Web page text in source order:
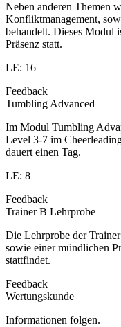
Neben anderen Themen
Konfliktmanagement,
behandelt. Dieses Modul
Präsenz statt.
LE: 16
Feedback
Tumbling Advanced
Im Modul Tumbling
Level 3-7 im
dauert einen Tag.
LE: 8
Feedback
Trainer B Lehrprobe
Die Lehrprobe der
sowie einer mündlichen
stattfindet.
Feedback
Wertungskunde
Informationen folgen.